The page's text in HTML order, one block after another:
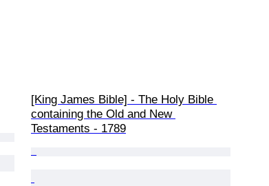
[King James Bible] - The Holy Bible
containing the Old and New
Testaments - 1789